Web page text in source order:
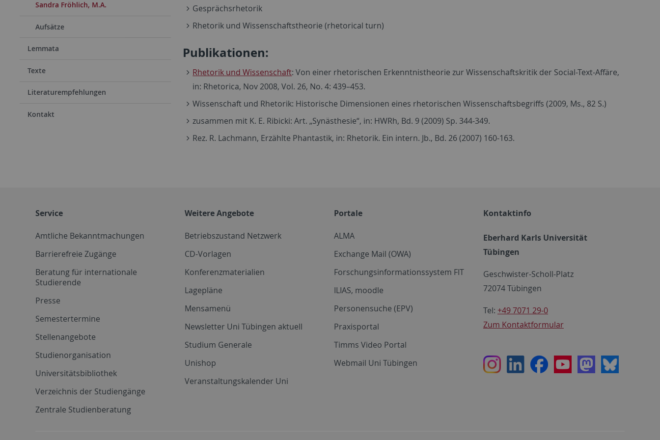
Sandra Fröhlich, M.A.
Aufsätze
Lemmata
Texte
Literaturempfehlungen
Kontakt
Gesprächsrhetorik
Rhetorik und Wissenschaftstheorie (rhetorical turn)
Publikationen:
Rhetorik und Wissenschaft: Von einer rhetorischen Erkenntnistheorie zur Wissenschaftskritik der Social-Text-Affäre,
in: Rhetorica, Nov 2008, Vol. 26, No. 4: 439–453.
Wissenschaft und Rhetorik: Historische Dimensionen eines rhetorischen Wissenschaftsbegriffs (2009, Ms., 82 S.)
zusammen mit K. E. Ribicki: Art. „Synästhesie“, in: HWRh, Bd. 9 (2009) Sp. 344-349.
Rez. R. Lachmann, Erzählte Phantastik, in: Rhetorik. Ein intern. Jb., Bd. 26 (2007) 160-163.
Service
Amtliche Bekanntmachungen
Barrierefreie Zugänge
Beratung für internationale
Studierende
Presse
Semestertermine
Stellenangebote
Studienorganisation
Universitätsbibliothek
Verzeichnis der Studiengänge
Zentrale Studienberatung
Weitere Angebote
Betriebszustand Netzwerk
CD-Vorlagen
Konferenzmaterialien
Lagepläne
Mensamenü
Newsletter Uni Tübingen aktuell
Studium Generale
Unishop
Veranstaltungskalender Uni
Portale
ALMA
Exchange Mail (OWA)
Forschungsinformationssystem FIT
ILIAS, moodle
Personensuche (EPV)
Praxisportal
Timms Video Portal
Webmail Uni Tübingen
Kontaktinfo
Eberhard Karls Universität
Tübingen
Geschwister-Scholl-Platz
72074 Tübingen
Tel: +49 7071 29-0
Zum Kontaktformular
InstagramLinkedInFacebookYoutubeMastodon
Bluesky